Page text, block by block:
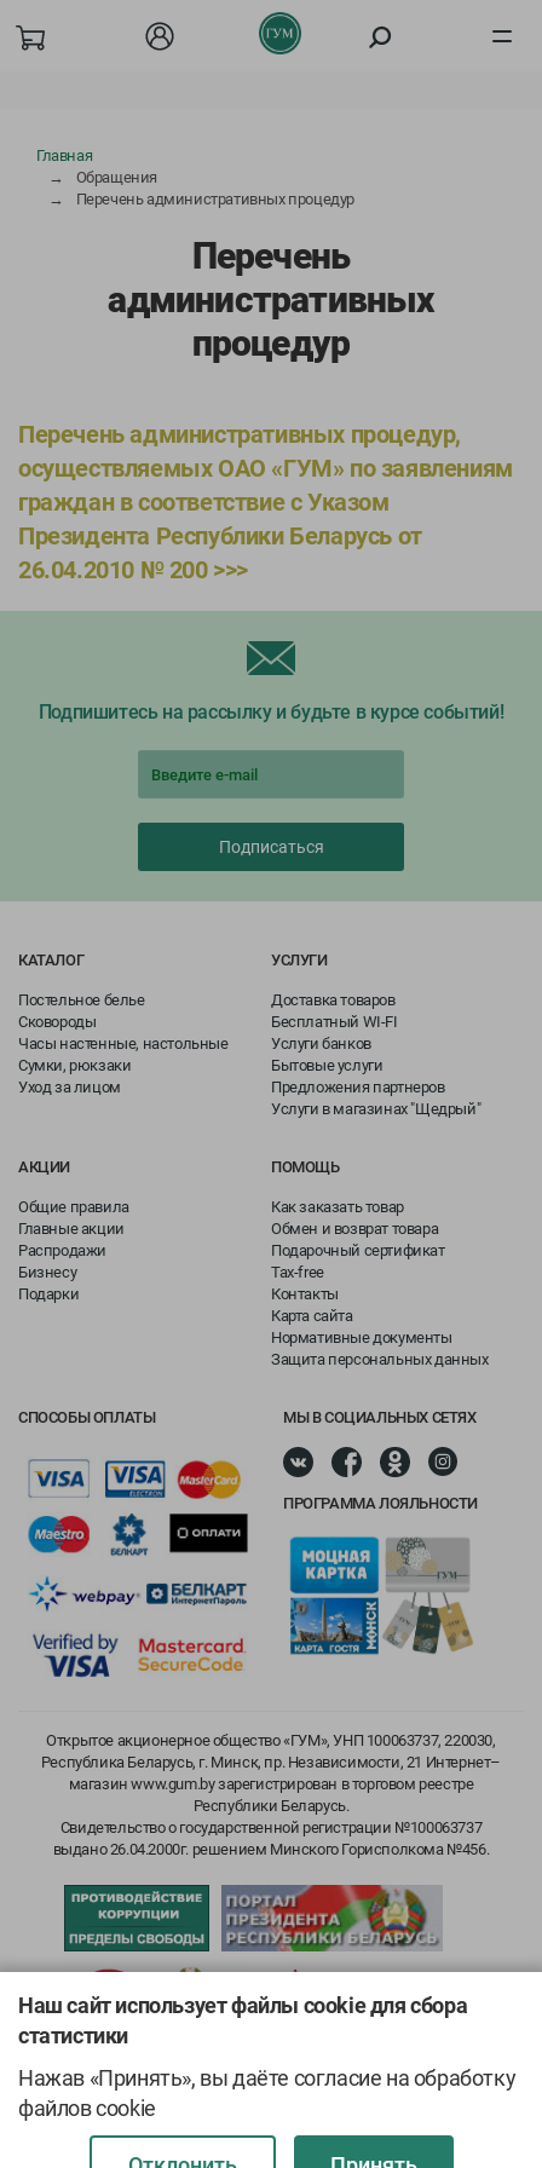
О компании
Покупателям
Вакансии
Сотрудничество
Обращения
Главная
Обращения
Перечень административных процедур
Перечень
административных
процедур
Перечень административных процедур,
осуществляемых ОАО «ГУМ» по заявлениям
граждан в соответствие с Указом
Президента Республики Беларусь от
26.04.2010 № 200 >>>
Наш сайт использует файлы cookie для сбора
статистики
Нажав «Принять», вы даёте согласие на обработку
файлов cookie
Подпишитесь на рассылку и будьте в курсе событий!
Подписаться
КАТАЛОГ
Постельное белье
Сковороды
Часы настенные, настольные
Сумки, рюкзаки
Уход за лицом
УСЛУГИ
Доставка товаров
Бесплатный WI-FI
Услуги банков
Бытовые услуги
Предложения партнеров
Услуги в магазинах "Щедрый"
АКЦИИ
Общие правила
Главные акции
Распродажи
Бизнесу
Подарки
ПОМОЩЬ
Как заказать товар
Обмен и возврат товара
Подарочный сертификат
Tax-free
Контакты
Карта сайта
Нормативные документы
Защита персональных данных
СПОСОБЫ ОПЛАТЫ МЫ В СОЦИАЛЬНЫХ СЕТЯХ
ПРОГРАММА ЛОЯЛЬНОСТИ
Открытое акционерное общество «ГУМ», УНП 100063737, 220030,
Республика Беларусь, г. Минск, пр. Независимости, 21 Интернет–
магазин www.gum.by зарегистрирован в торговом реестре
Республики Беларусь.
Свидетельство о государственной регистрации №100063737
выдано 26.04.2000г. решением Минского Горисполкома №456.